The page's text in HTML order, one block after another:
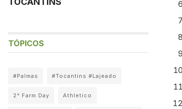
TÓPICOS
#Palmas #Tocantins #Lajeado
2° Farm Day Athletico